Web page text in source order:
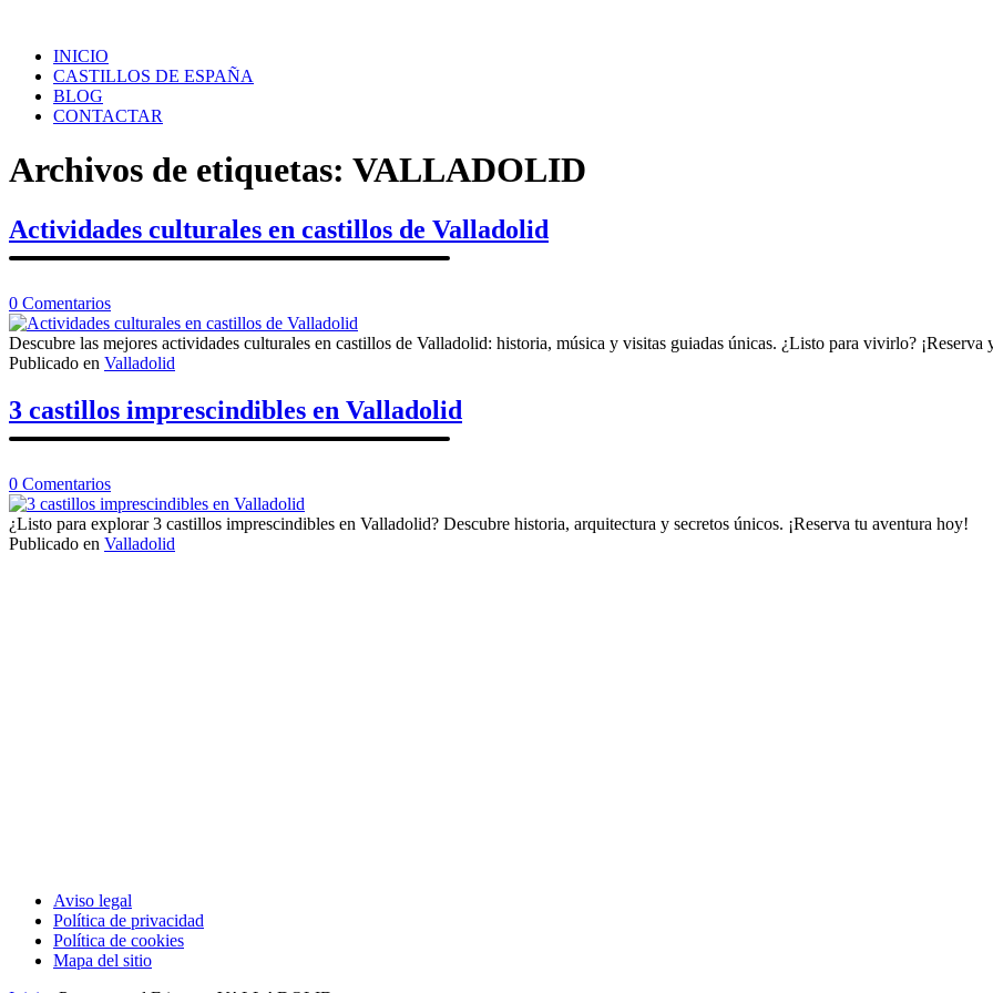
contenidoINICIO
CASTILLOS DE ESPAÑA
BLOG
CONTACTAR
Archivos de etiquetas: VALLADOLID
Actividades culturales en castillos de Valladolid
0 Comentariosen
Actividades
culturales
en
Valladolid
Descubre las mejores actividades culturales en castillos de Valladolid: historia, música y visitas guiadas únicas. ¿Listo para vivirlo? ¡Reserva
Publicado en Valladolid
3 castillos imprescindibles en Valladolid
0 Comentariosen
3
castillos
imprescindibles
¿Listo para explorar 3 castillos imprescindibles en Valladolid? Descubre historia, arquitectura y secretos únicos. ¡Reserva tu aventura hoy!
Publicado en Valladolid
Aviso legal
Política de privacidad
Política de cookies
Mapa del sitio